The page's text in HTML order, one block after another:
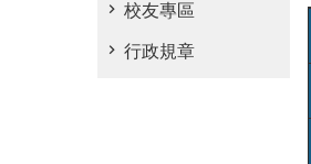
校友專區
行政規章